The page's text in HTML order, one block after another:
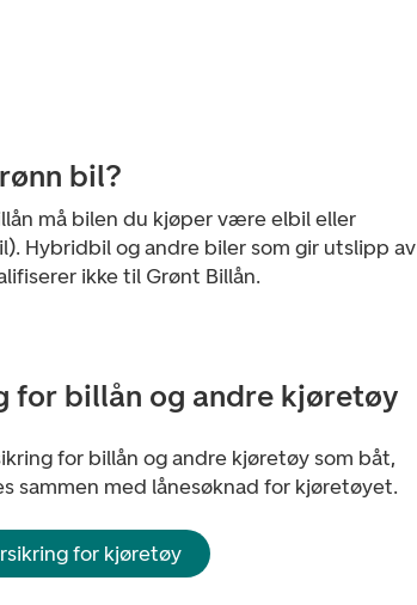
bil?
må bilen du kjøper være elbil eller
Hybridbil og andre biler som gir utslipp av
ikke til Grønt Billån.
for billån og andre kjøretøy
for billån og andre kjøretøy som båt,
sammen med lånesøknad for kjøretøyet.
for kjøretøy